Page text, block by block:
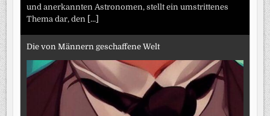
und anerkannten Astronomen, stellt ein umstrittenes
Thema dar, den [...]
Die von Männern geschaffene Welt